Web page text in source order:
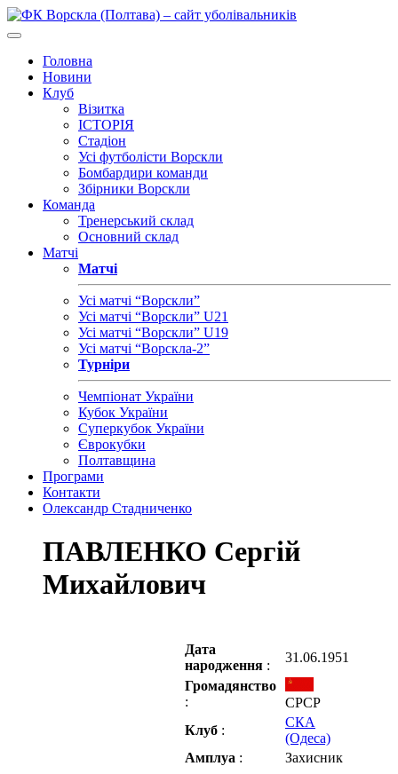
Головна
Новини
Клуб
Візитка
ІСТОРІЯ
Стадіон
Усі футболісти Ворскли
Бомбардири команди
Збірники Ворскли
Команда
Тренерський склад
Основний склад
Матчі
Матчі
Усі матчі “Ворскли”
Усі матчі “Ворскли” U21
Усі матчі “Ворскли” U19
Усі матчі “Ворскла-2”
Турніри
Чемпіонат України
Кубок України
Суперкубок України
Єврокубки
Полтавщина
Програми
Контакти
Олександр Стадниченко
ПАВЛЕНКО Сергій
Михайлович
Дата
народження :
31.06.1951
Громадянство
:
СРСР
Клуб :
СКА
(Одеса)
Амплуа : Захисник